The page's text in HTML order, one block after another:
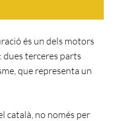
és un dels motors
terceres parts
que representa un
català, no només per